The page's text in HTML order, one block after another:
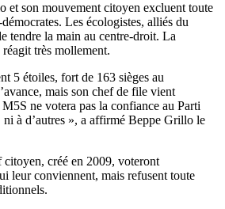
et son mouvement citoyen excluent toute
Les écologistes, alliés du
tendre la main au centre-droit. La
très mollement.
5 étoiles, fort de 163 sièges au
mais son chef de file vient
ne votera pas la confiance au Parti
à d’autres », a affirmé Beppe Grillo le
créé en 2009, voteront
leur conviennent, mais refusent toute